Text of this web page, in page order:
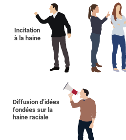
Diffusion d’idées
fondées sur la
haine raciale
Incitation
à la haine